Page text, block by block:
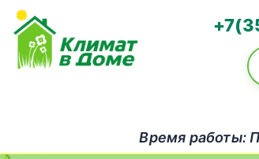
Время работы: